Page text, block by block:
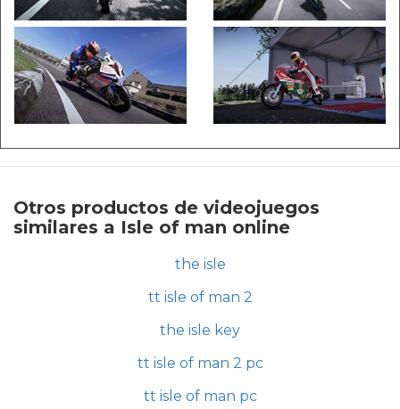
Otros productos de videojuegos
similares a Isle of man online
the isle
tt isle of man 2
the isle key
tt isle of man 2 pc
tt isle of man pc